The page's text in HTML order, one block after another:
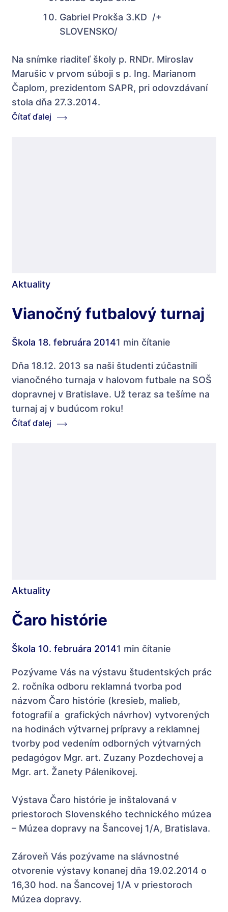
Gabriel Prokša 3.KD /+
SLOVENSKO/
Na snímke riaditeľ školy p. RNDr. Miroslav
Marušic v prvom súboji s p. Ing. Marianom
Čaplom, prezidentom SAPR, pri odovzdávaní
stola dňa 27.3.2014.
Čítať ďalej
Aktuality
Vianočný futbalový turnaj
Škola 18. februára 20141 min čítanie
Dňa 18.12. 2013 sa naši študenti zúčastnili
vianočného turnaja v halovom futbale na SOŠ
dopravnej v Bratislave. Už teraz sa tešíme na
turnaj aj v budúcom roku!
Čítať ďalej
Aktuality
Čaro histórie
Škola 10. februára 20141 min čítanie
Pozývame Vás na výstavu študentských prác
2. ročníka odboru reklamná tvorba pod
názvom Čaro histórie (kresieb, malieb,
fotografií a grafických návrhov) vytvorených
na hodinách výtvarnej prípravy a reklamnej
tvorby pod vedením odborných výtvarných
pedagógov Mgr. art. Zuzany Pozdechovej a
Mgr. art. Žanety Pálenikovej.
Výstava Čaro histórie je inštalovaná v
priestoroch Slovenského technického múzea
– Múzea dopravy na Šancovej 1/A, Bratislava.
Zároveň Vás pozývame na slávnostné
otvorenie výstavy konanej dňa 19.02.2014 o
16,30 hod. na Šancovej 1/A v priestoroch
Múzea dopravy.